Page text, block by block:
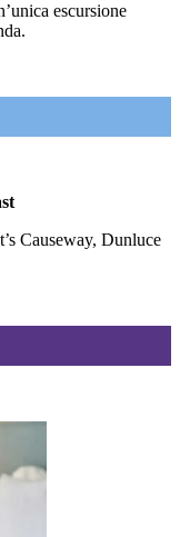
escursione
Causeway, Dunluce